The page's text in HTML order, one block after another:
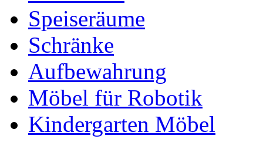
Speiseräume
Schränke
Aufbewahrung
Möbel für Robotik
Kindergarten Möbel